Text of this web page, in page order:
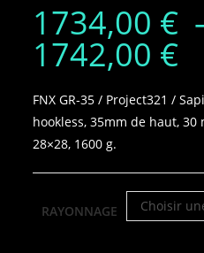
1734,00 €
1742,00 €
FNX GR‑35 / Project321 /
hookless, 35mm de haut, 30
28×28, 1600 g.
RAYONNAGE Choisir